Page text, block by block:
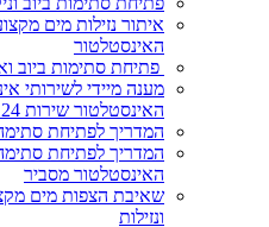
איתור נזילות מים מקצועי
האינסטלטור
פתיחת סתימות ביוב ואינסטלציה
מענה מיידי לשירותי אינסטלציה
האינסטלטור שירות SOS 24 שעות ביממה
המדריך לפתיחת סתימה בכל
המדריך לפתיחת סתימה
האינסטלטור מסביר
שאיבת הצפות מים מקצועית –